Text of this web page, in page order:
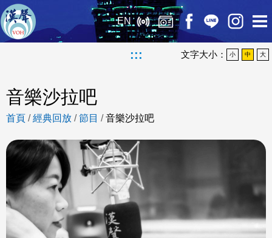
EN
::: 文字大小： 小 中 大
音樂沙拉吧
首頁 /經典回放 /節目 /音樂沙拉吧